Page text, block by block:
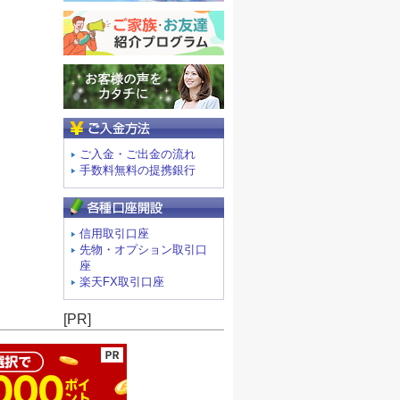
ご入金・ご出金の流れ
手数料無料の提携銀行
信用取引口座
先物・オプション取引口
座
楽天FX取引口座
[PR]